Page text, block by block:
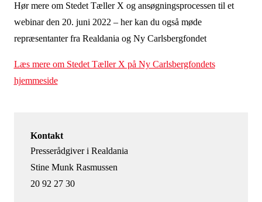
Hør mere om Stedet Tæller X og ansøgningsprocessen til et
webinar den 20. juni 2022 – her kan du også møde
repræsentanter fra Realdania og Ny Carlsbergfondet
Læs mere om Stedet Tæller X på Ny Carlsbergfondets
hjemmeside
Kontakt
Presserådgiver i Realdania
Stine Munk Rasmussen
20 92 27 30